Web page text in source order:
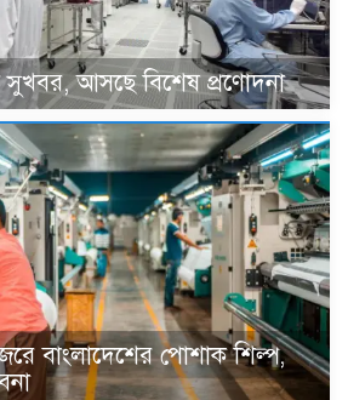
সুখবর, আসছে বিশেষ প্রণোদনা
বাংলাদেশের পোশাক শিল্প,